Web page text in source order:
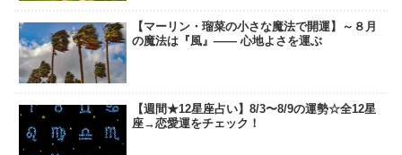
【マーリン・瑠菜の小さな魔法で開運】～８月
の魔法は『風』―― 心地よさを運ぶ
【週間★12星座占い】8/3〜8/9の運勢☆全12星
座→恋愛運をチェック！